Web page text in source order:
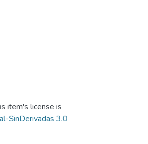
item's license is
SinDerivadas 3.0